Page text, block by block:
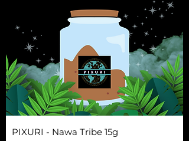
PIXURI - Nawa Tribe 15g